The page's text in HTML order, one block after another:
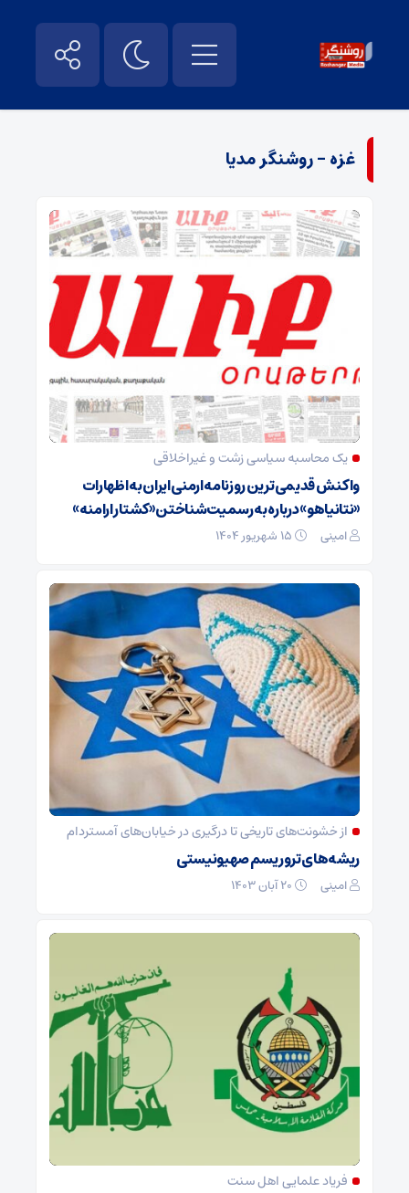
غزه - روشنگر مدیا
یک محاسبه‌ سیاسی زشت و غیراخلاقی
واکنش قدیمی‌ترین روزنامه ارمنی ایران به اظهارات
«نتانیاهو» درباره به رسمیت‌شناختن «کشتار ارامنه»
امینی
از خشونت‌های تاریخی تا درگیری در خیابان‌های آمستردام
ریشه‌های تروریسم صهیونیستی
امینی
فریاد علمایی اهل سنت